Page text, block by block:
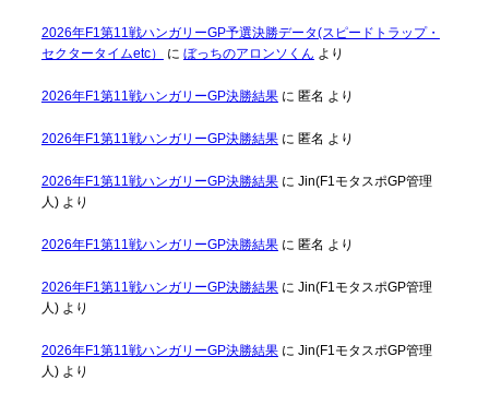
2026年F1第11戦ハンガリーGP予選決勝データ(スピードトラップ・
セクタータイムetc）
に ぼっちのアロンソくん より
2026年F1第11戦ハンガリーGP決勝結果に 匿名 より
2026年F1第11戦ハンガリーGP決勝結果に 匿名 より
2026年F1第11戦ハンガリーGP決勝結果に Jin(F1モタスポGP管理
人)より
2026年F1第11戦ハンガリーGP決勝結果に 匿名 より
2026年F1第11戦ハンガリーGP決勝結果に Jin(F1モタスポGP管理
人)より
2026年F1第11戦ハンガリーGP決勝結果に Jin(F1モタスポGP管理
人)より